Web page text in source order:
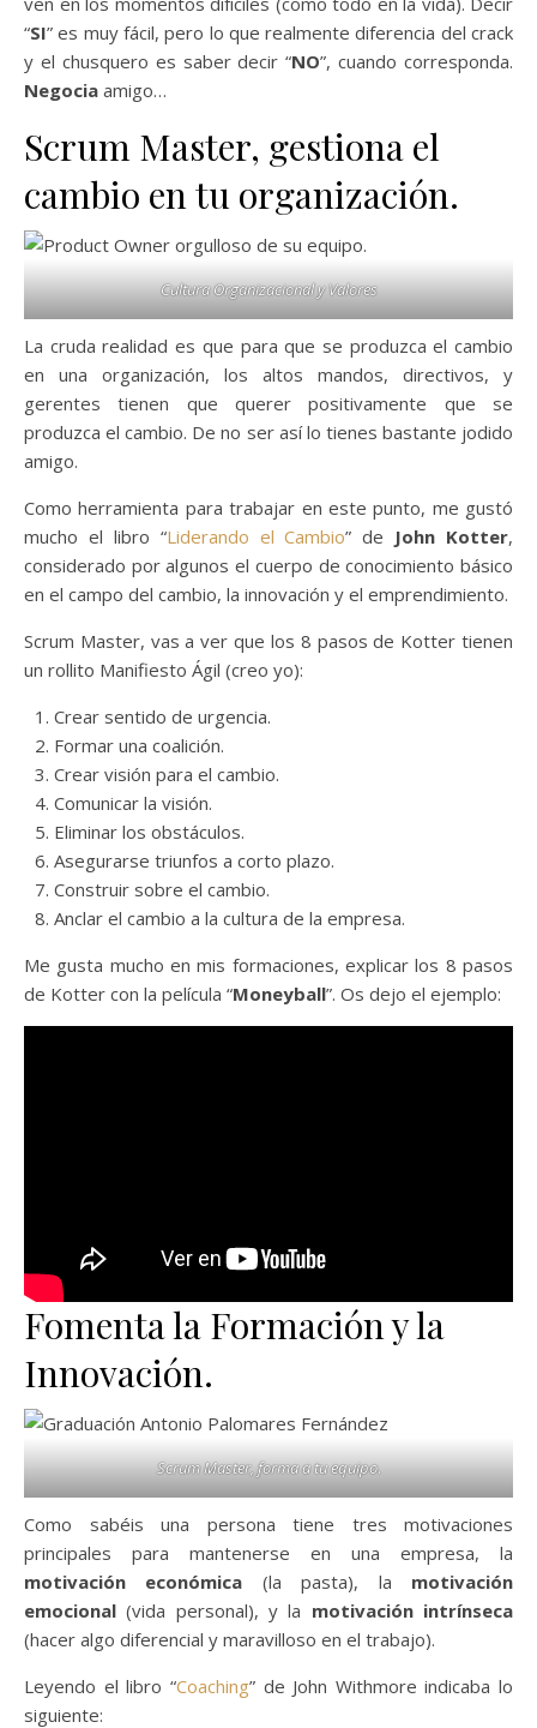
“SI” es muy fácil, pero lo que realmente diferencia del crack
y el chusquero es saber decir “NO”, cuando corresponda.
Negocia amigo…
Scrum Master, gestiona el
cambio en tu organización.
Cultura Organizacional y Valores
La cruda realidad es que para que se produzca el cambio
en una organización, los altos mandos, directivos, y
gerentes tienen que querer positivamente que se
produzca el cambio. De no ser así lo tienes bastante jodido
amigo.
Como herramienta para trabajar en este punto, me gustó
mucho el libro “Liderando el Cambio” de John Kotter,
considerado por algunos el cuerpo de conocimiento básico
en el campo del cambio, la innovación y el emprendimiento.
Scrum Master, vas a ver que los 8 pasos de Kotter tienen
un rollito Manifiesto Ágil (creo yo):
Crear sentido de urgencia.
Formar una coalición.
Crear visión para el cambio.
Comunicar la visión.
Eliminar los obstáculos.
Asegurarse triunfos a corto plazo.
Construir sobre el cambio.
Anclar el cambio a la cultura de la empresa.
Me gusta mucho en mis formaciones, explicar los 8 pasos
de Kotter con la película “Moneyball”. Os dejo el ejemplo:
Fomenta la Formación y la
Innovación.
Scrum Master, forma a tu equipo.
Como sabéis una persona tiene tres motivaciones
principales para mantenerse en una empresa, la
motivación económica (la pasta), la motivación
emocional (vida personal), y la motivación intrínseca
(hacer algo diferencial y maravilloso en el trabajo).
Leyendo el libro “Coaching” de John Withmore indicaba lo
siguiente: